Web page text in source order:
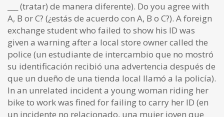
___ (tratar) de manera diferente). Do you agree with
A, B or C? (¿estás de acuerdo con A, B o C?). A foreign
exchange student who failed to show his ID was
given a warning after a local store owner called the
police (un estudiante de intercambio que no mostró
su identificación recibió una advertencia después de
que un dueño de una tienda local llamó a la policía).
In an unrelated incident a young woman riding her
bike to work was fined for failing to carry her ID (en
un incidente no relacionado, una mujer joven que